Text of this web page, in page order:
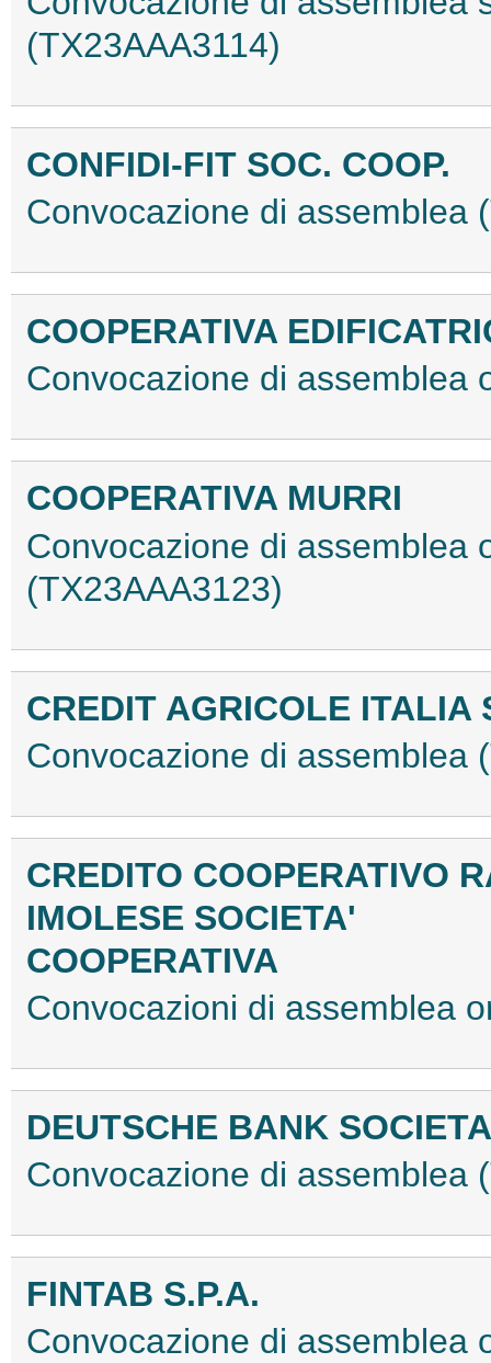
(TX23AAA3114)
CONFIDI-FIT SOC. COOP.
Convocazione di assemblea
COOPERATIVA
Convocazione di assemblea
COOPERATIVA MURRI
Convocazione di assemblea
(TX23AAA3123)
CREDIT AGRICOLE ITALIA
Convocazione di assemblea
CREDITO COOPERATIVO
IMOLESE SOCIETA'
COOPERATIVA
Convocazioni di assemblea
DEUTSCHE BANK
Convocazione di assemblea
FINTAB S.P.A.
Convocazione di assemblea